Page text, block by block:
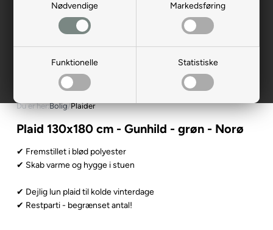
Nødvendige Markedsføring
Funktionelle Statistiske
Du er her:Bolig/Plaider
Plaid 130x180 cm - Gunhild - grøn - Norø
✔ Fremstillet i blød polyester
✔ Skab varme og hygge i stuen
✔ Dejlig lun plaid til kolde vinterdage
✔ Restparti - begrænset antal!